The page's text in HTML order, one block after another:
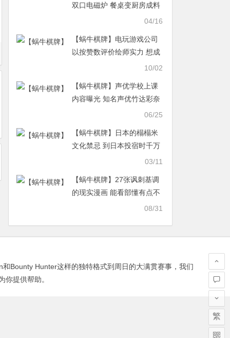
双口电磁炉 餐桌变厨房成料
04/16
【蜗牛棋牌】电玩游戏公司
以按赞数评价绘师实力 想成
10/02
【蜗牛棋牌】声优学校上课
内容曝光 知名声优竹达彩奈
06/25
【蜗牛棋牌】日本的榻榻米
文化禁忌 到日本投宿时千万
03/11
【蜗牛棋牌】27张讽刺基调
的现实漫画 能看部懂有点不
08/31
Bounty Hunter这样的独特格式到周日的大满贯赛事，我们
提供帮助。
繁